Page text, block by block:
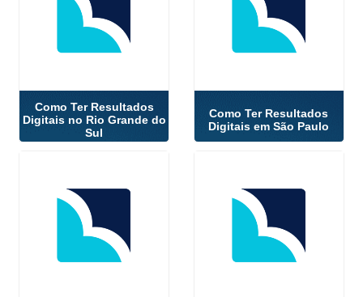
Como Ter Resultados
Digitais no Rio Grande do
Sul
Como Ter Resultados
Digitais em São Paulo